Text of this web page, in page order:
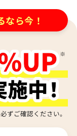
グ後に持ち
か？
変わること
なら今！
ずご確認ください。